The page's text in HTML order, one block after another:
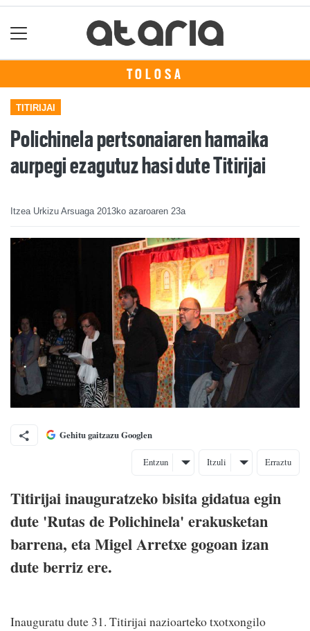
TOLOSA
TITIRIJAI
Polichinela pertsonaiaren hamaika
aurpegi ezagutuz hasi dute Titirijai
Itzea Urkizu Arsuaga 2013ko azaroaren 23a
Gehitu gaitzazu Googlen
Entzun Itzuli Erraztu
Titirijai inauguratzeko bisita gidatua egin
dute 'Rutas de Polichinela' erakusketan
barrena, eta Migel Arretxe gogoan izan
dute berriz ere.
Inauguratu dute 31. Titirijai nazioarteko txotxongilo